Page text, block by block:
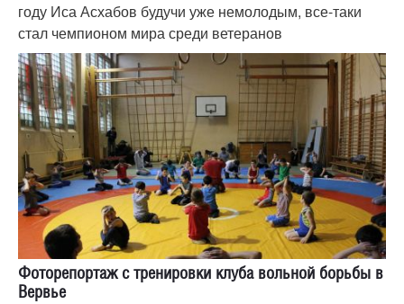
году Иса Асхабов будучи уже немолодым, все-таки
стал чемпионом мира среди ветеранов
Фоторепортаж с тренировки клуба вольной борьбы в
Вервье